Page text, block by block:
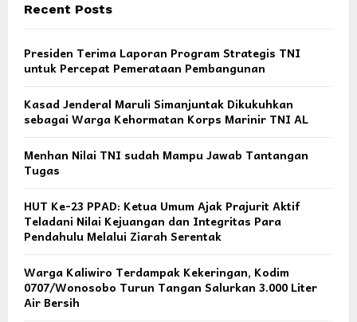
Recent Posts
Presiden Terima Laporan Program Strategis TNI
untuk Percepat Pemerataan Pembangunan
Kasad Jenderal Maruli Simanjuntak Dikukuhkan
sebagai Warga Kehormatan Korps Marinir TNI AL
Menhan Nilai TNI sudah Mampu Jawab Tantangan
Tugas
HUT Ke-23 PPAD: Ketua Umum Ajak Prajurit Aktif
Teladani Nilai Kejuangan dan Integritas Para
Pendahulu Melalui Ziarah Serentak
Warga Kaliwiro Terdampak Kekeringan, Kodim
0707/Wonosobo Turun Tangan Salurkan 3.000 Liter
Air Bersih